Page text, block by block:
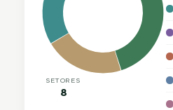
SETORES
8